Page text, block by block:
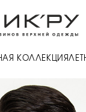
КОЛЛЕКЦИЯ